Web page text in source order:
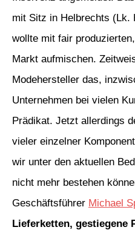
mit Sitz in Helbrechts (Lk.
wollte mit fair
Markt aufmischen.
Modehersteller das,
Unternehmen bei vielen
Prädikat. Jetzt allerdings
vieler einzelner
wir unter den aktuellen
nicht mehr bestehen
Geschäftsführer Michael
Lieferketten, gestiegene